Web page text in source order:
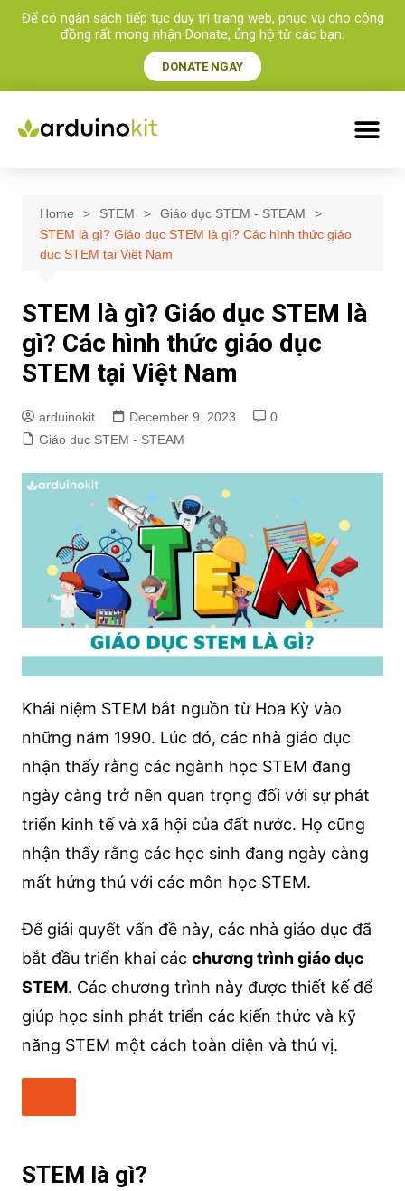
Để có ngân sách tiếp tục duy trì trang web, phục vụ cho cộng
đồng rất mong nhận Donate, ủng hộ từ các bạn.​
DONATE NGAY
Home STEM
Giáo dục STEM - STEAM
STEM là gì? Giáo dục STEM là gì? Các hình thức giáo
dục STEM tại Việt Nam
STEM là gì? Giáo dục STEM là
gì? Các hình thức giáo dục
STEM tại Việt Nam
arduinokit December 9, 2023
0
Giáo dục STEM - STEAM
Khái niệm STEM bắt nguồn từ Hoa Kỳ vào
những năm 1990. Lúc đó, các nhà giáo dục
nhận thấy rằng các ngành học STEM đang
ngày càng trở nên quan trọng đối với sự phát
triển kinh tế và xã hội của đất nước. Họ cũng
nhận thấy rằng các học sinh đang ngày càng
mất hứng thú với các môn học STEM.
Để giải quyết vấn đề này, các nhà giáo dục đã
bắt đầu triển khai các chương trình giáo dục
STEM. Các chương trình này được thiết kế để
giúp học sinh phát triển các kiến thức và kỹ
năng STEM một cách toàn diện và thú vị.
STEM là gì?